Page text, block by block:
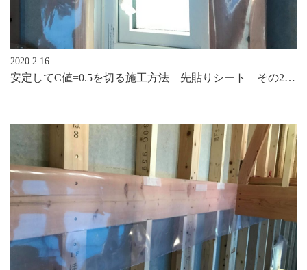
2020.2.16
安定してC値=0.5を切る施工方法 先貼りシート その2 窓周りの先貼りシート